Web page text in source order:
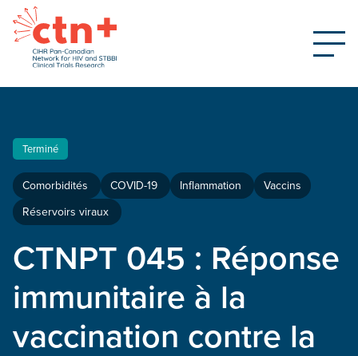
Terminé
Comorbidités COVID-19 Inflammation
Vaccins
Réservoirs viraux
CTNPT 045 : Réponse
immunitaire à la
vaccination contre la